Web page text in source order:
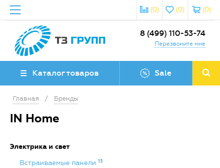
(0)
(0)
(0)
8 (499) 110-53-74
Перезвоните мне
Каталог товаров Sale
Главная / Бренды
IN Home
Электрика и свет
Встраиваемые панели 13